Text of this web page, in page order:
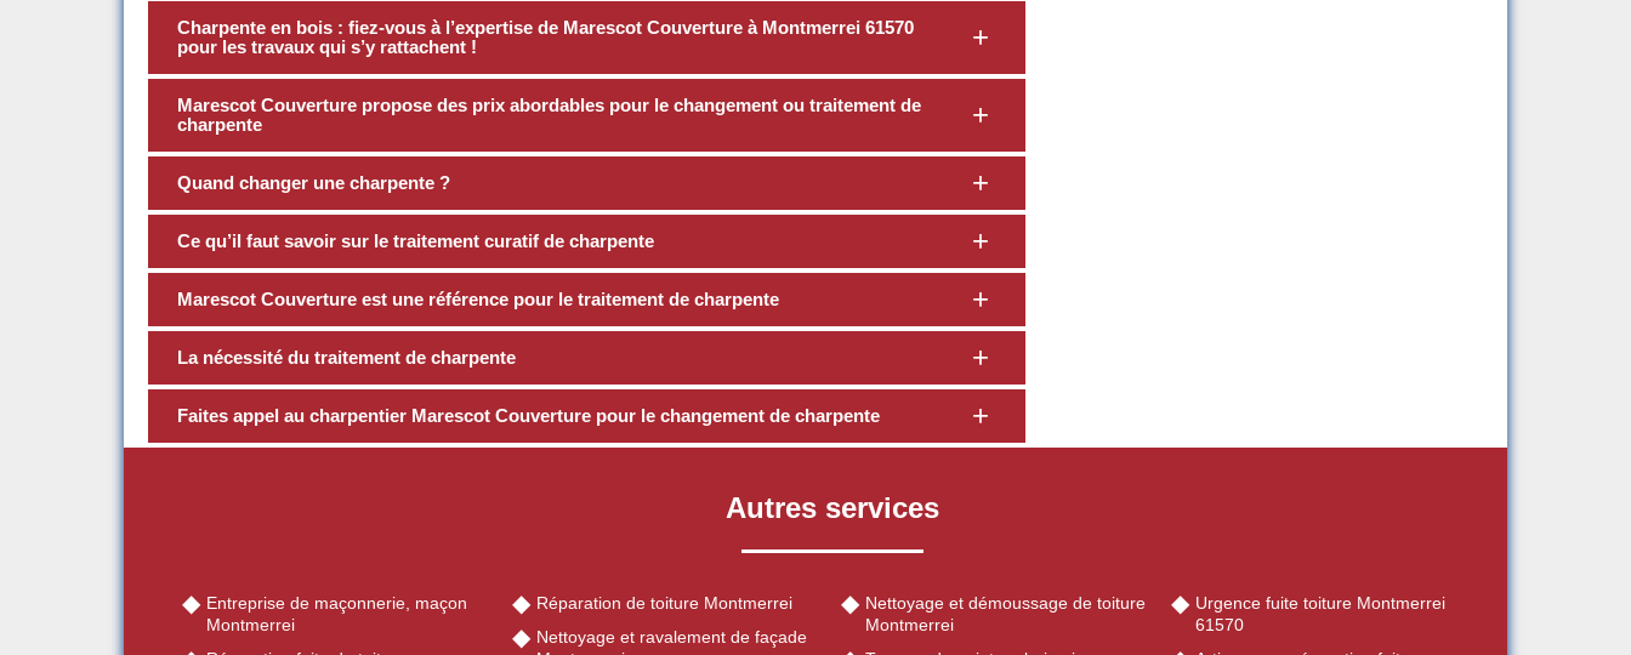
Charpente en bois : fiez-vous à l’expertise de Marescot Couverture à Montmerrei 61570
pour les travaux qui s’y rattachent !
Marescot Couverture propose des prix abordables pour le changement ou traitement de
charpente
Quand changer une charpente ?
Ce qu’il faut savoir sur le traitement curatif de charpente
Marescot Couverture est une référence pour le traitement de charpente
La nécessité du traitement de charpente
Faites appel au charpentier Marescot Couverture pour le changement de charpente
Autres services
Entreprise de maçonnerie, maçon
Montmerrei
Réparation de toiture Montmerrei
Nettoyage et ravalement de façade
Nettoyage et démoussage de toiture
Montmerrei
Urgence fuite toiture Montmerrei
61570